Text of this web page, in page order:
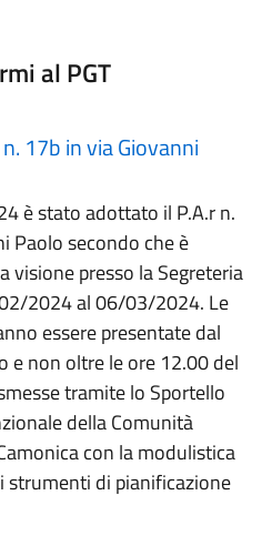
al PGT
17b in via Giovanni
è stato adottato il P.A.r n.
Paolo secondo che è
visione presso la Segreteria
2024 al 06/03/2024. Le
essere presentate dal
non oltre le ore 12.00 del
tramite lo Sportello
della Comunità
con la modulistica
strumenti di pianificazione